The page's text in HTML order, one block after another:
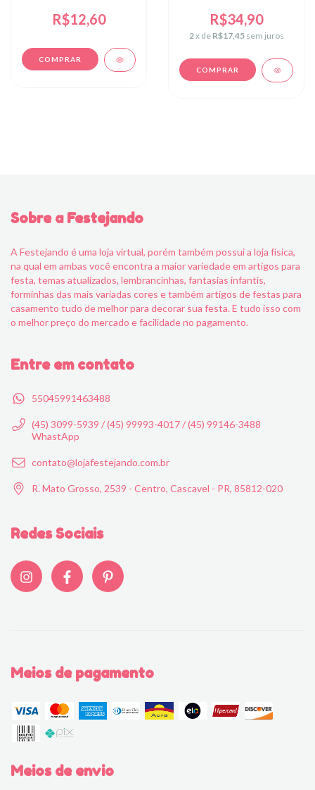
R$12,60 R$34,90
2x de R$17,45 sem juros
Sobre a Festejando
A Festejando é uma loja virtual, porém também possui a loja física,
na qual em ambas você encontra a maior variedade em artigos para
festa, temas atualizados, lembrancinhas, fantasias infantis,
forminhas das mais variadas cores e também artigos de festas para
casamento tudo de melhor para decorar sua festa. E tudo isso com
o melhor preço do mercado e facilidade no pagamento.
Entre em contato
55045991463488
(45) 3099-5939 / (45) 99993-4017 / (45) 99146-3488
WhastApp
contato@lojafestejando.com.br
R. Mato Grosso, 2539 - Centro, Cascavel - PR, 85812-020
Redes Sociais
Meios de pagamento
Meios de envio